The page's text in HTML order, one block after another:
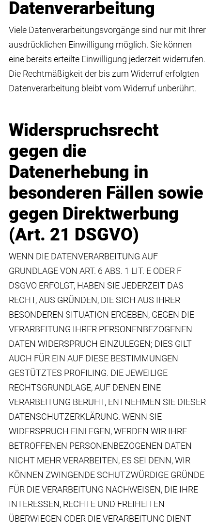
Datenverarbeitung
Viele Datenverarbeitungsvorgänge sind nur mit Ihrer
ausdrücklichen Einwilligung möglich. Sie können
eine bereits erteilte Einwilligung jederzeit widerrufen.
Die Rechtmäßigkeit der bis zum Widerruf erfolgten
Datenverarbeitung bleibt vom Widerruf unberührt.
Widerspruchsrecht
gegen die
Datenerhebung in
besonderen Fällen sowie
gegen Direktwerbung
(Art. 21 DSGVO)
WENN DIE DATENVERARBEITUNG AUF
GRUNDLAGE VON ART. 6 ABS. 1 LIT. E ODER F
DSGVO ERFOLGT, HABEN SIE JEDERZEIT DAS
RECHT, AUS GRÜNDEN, DIE SICH AUS IHRER
BESONDEREN SITUATION ERGEBEN, GEGEN DIE
VERARBEITUNG IHRER PERSONENBEZOGENEN
DATEN WIDERSPRUCH EINZULEGEN; DIES GILT
AUCH FÜR EIN AUF DIESE BESTIMMUNGEN
GESTÜTZTES PROFILING. DIE JEWEILIGE
RECHTSGRUNDLAGE, AUF DENEN EINE
VERARBEITUNG BERUHT, ENTNEHMEN SIE DIESER
DATENSCHUTZERKLÄRUNG. WENN SIE
WIDERSPRUCH EINLEGEN, WERDEN WIR IHRE
BETROFFENEN PERSONENBEZOGENEN DATEN
NICHT MEHR VERARBEITEN, ES SEI DENN, WIR
KÖNNEN ZWINGENDE SCHUTZWÜRDIGE GRÜNDE
FÜR DIE VERARBEITUNG NACHWEISEN, DIE IHRE
INTERESSEN, RECHTE UND FREIHEITEN
ÜBERWIEGEN ODER DIE VERARBEITUNG DIENT